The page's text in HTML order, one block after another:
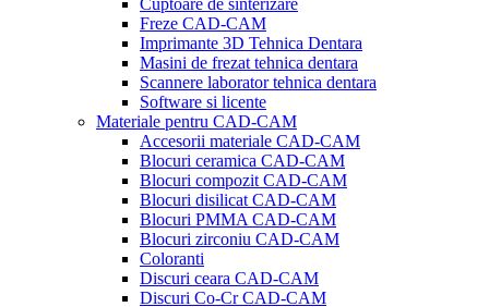
Freze CAD-CAM
Imprimante 3D Tehnica Dentara
Masini de frezat tehnica dentara
Scannere laborator tehnica dentara
Software si licente
Materiale pentru CAD-CAM
Accesorii materiale CAD-CAM
Blocuri ceramica CAD-CAM
Blocuri compozit CAD-CAM
Blocuri disilicat CAD-CAM
Blocuri PMMA CAD-CAM
Blocuri zirconiu CAD-CAM
Coloranti
Discuri ceara CAD-CAM
Discuri Co-Cr CAD-CAM